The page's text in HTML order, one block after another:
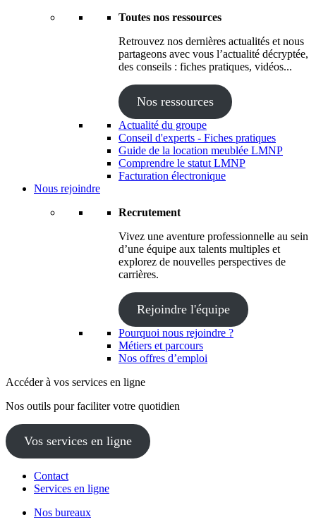
Toutes nos ressources
Retrouvez nos dernières actualités et nous
partageons avec vous l’actualité décryptée,
des conseils : fiches pratiques, vidéos...
Nos ressources
Actualité du groupe
Conseil d'experts - Fiches pratiques
Guide de la location meublée LMNP
Comprendre le statut LMNP
Facturation électronique
Nous rejoindre
Recrutement
Vivez une aventure professionnelle au sein
d’une équipe aux talents multiples et
explorez de nouvelles perspectives de
carrières.
Rejoindre l'équipe
Pourquoi nous rejoindre ?
Métiers et parcours
Nos offres d’emploi
Accéder à vos services en ligne
Nos outils pour faciliter votre quotidien
Vos services en ligne
Contact
Services en ligne
Nos bureaux